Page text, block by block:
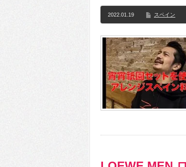
2022.01.19 スペイン